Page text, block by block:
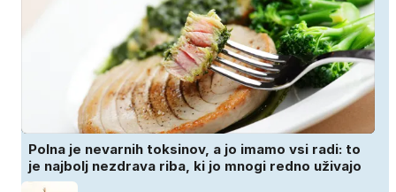
Polna je nevarnih toksinov, a jo imamo vsi radi: to
je najbolj nezdrava riba, ki jo mnogi redno uživajo